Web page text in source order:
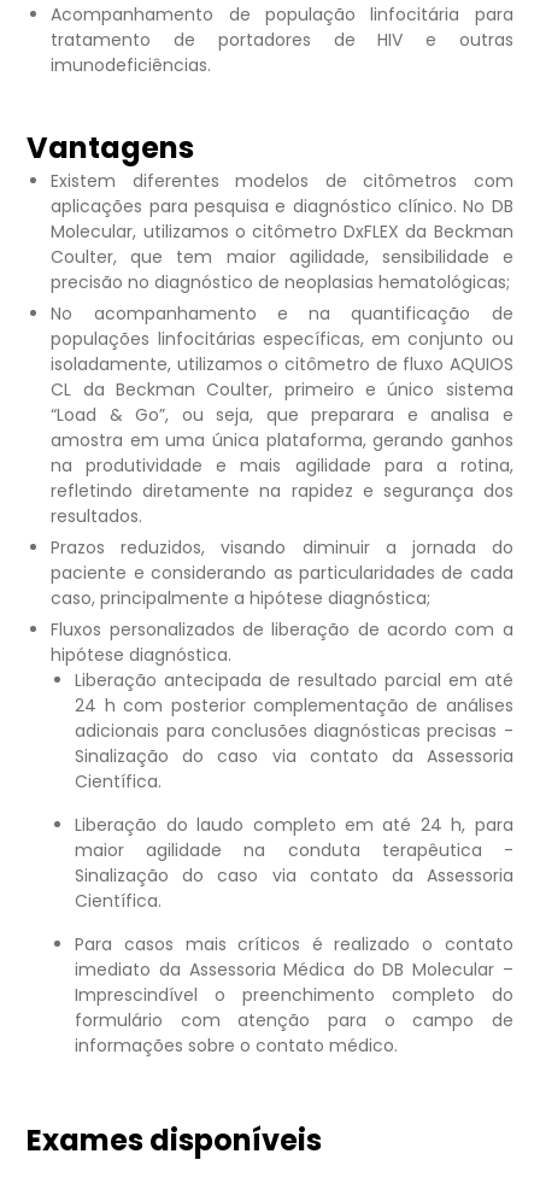
Acompanhamento de população linfocitária para
tratamento de portadores de HIV e outras
imunodeficiências.
Vantagens
Existem diferentes modelos de citômetros com
aplicações para pesquisa e diagnóstico clínico. No DB
Molecular, utilizamos o citômetro DxFLEX da Beckman
Coulter, que tem maior agilidade, sensibilidade e
precisão no diagnóstico de neoplasias hematológicas;
No acompanhamento e na quantificação de
populações linfocitárias específicas, em conjunto ou
isoladamente, utilizamos o citômetro de fluxo AQUIOS
CL da Beckman Coulter, primeiro e único sistema
“Load & Go”, ou seja, que preparara e analisa e
amostra em uma única plataforma, gerando ganhos
na produtividade e mais agilidade para a rotina,
refletindo diretamente na rapidez e segurança dos
resultados.
Prazos reduzidos, visando diminuir a jornada do
paciente e considerando as particularidades de cada
caso, principalmente a hipótese diagnóstica;
Fluxos personalizados de liberação de acordo com a
hipótese diagnóstica.
Liberação antecipada de resultado parcial em até
24 h com posterior complementação de análises
adicionais para conclusões diagnósticas precisas -
Sinalização do caso via contato da Assessoria
Científica.
Liberação do laudo completo em até 24 h, para
maior agilidade na conduta terapêutica -
Sinalização do caso via contato da Assessoria
Científica.
Para casos mais críticos é realizado o contato
imediato da Assessoria Médica do DB Molecular –
Imprescindível o preenchimento completo do
formulário com atenção para o campo de
informações sobre o contato médico.
Exames disponíveis